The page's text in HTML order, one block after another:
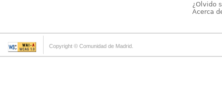
¿Olvido
Acerca
Copyright © Comunidad de Madrid.